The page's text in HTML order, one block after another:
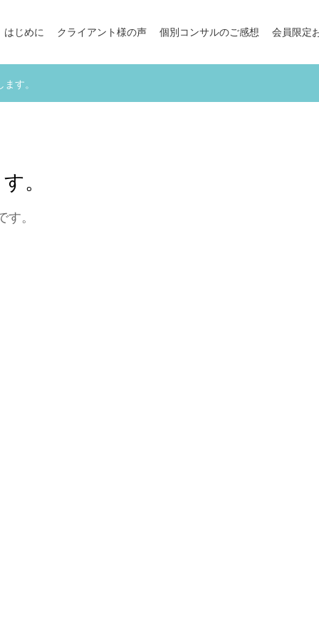
はじめに クライアント様の声 個別コンサルのご感想 会員限定
す。
。
。